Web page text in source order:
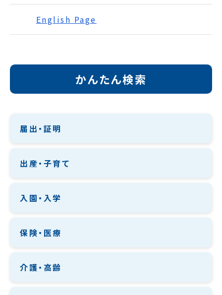
English Page
かんたん検索
届出・証明
出産・子育て
入園・入学
保険・医療
介護・高齢